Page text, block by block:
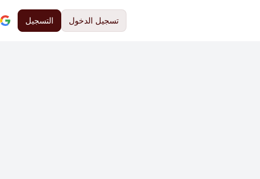
تسجيل الدخول التسجيل